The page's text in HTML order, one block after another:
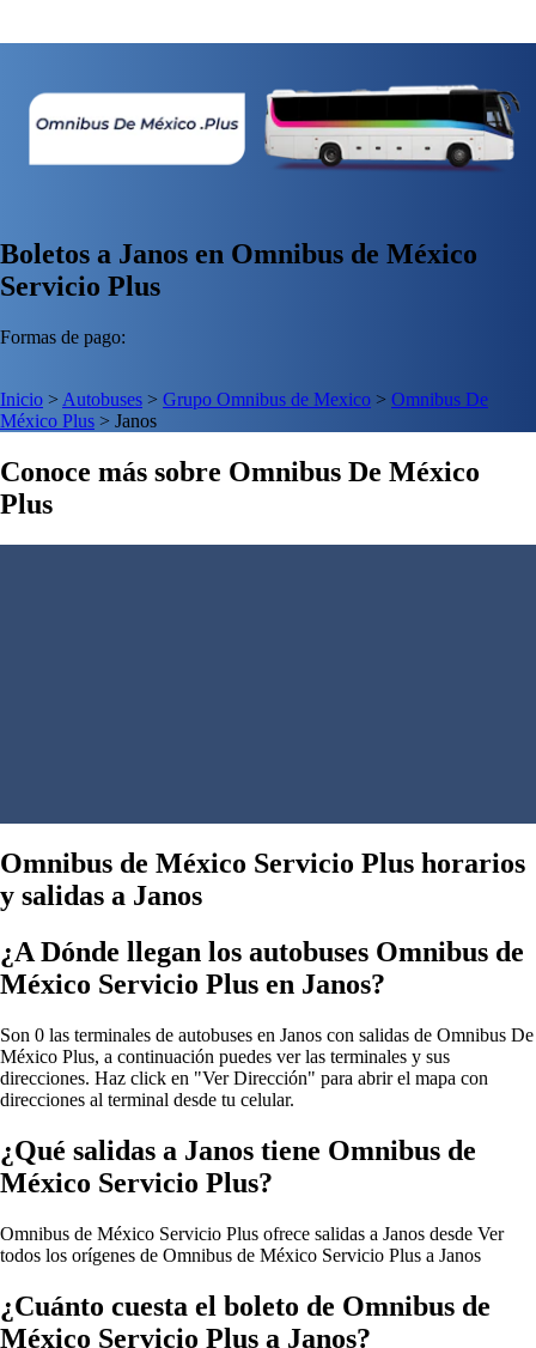
Boletos a Janos en Omnibus de México
Servicio Plus
Formas de pago:
Inicio > Autobuses > Grupo Omnibus de Mexico > Omnibus De
México Plus > Janos
Conoce más sobre Omnibus De México
Plus
Omnibus de México Servicio Plus horarios
y salidas a Janos
¿A Dónde llegan los autobuses Omnibus de
México Servicio Plus en Janos?
Son 0 las terminales de autobuses en Janos con salidas de Omnibus De
México Plus, a continuación puedes ver las terminales y sus
direcciones. Haz click en "Ver Dirección" para abrir el mapa con
direcciones al terminal desde tu celular.
¿Qué salidas a Janos tiene Omnibus de
México Servicio Plus?
Omnibus de México Servicio Plus ofrece salidas a Janos desde Ver
todos los orígenes de Omnibus de México Servicio Plus a Janos
¿Cuánto cuesta el boleto de Omnibus de
México Servicio Plus a Janos?